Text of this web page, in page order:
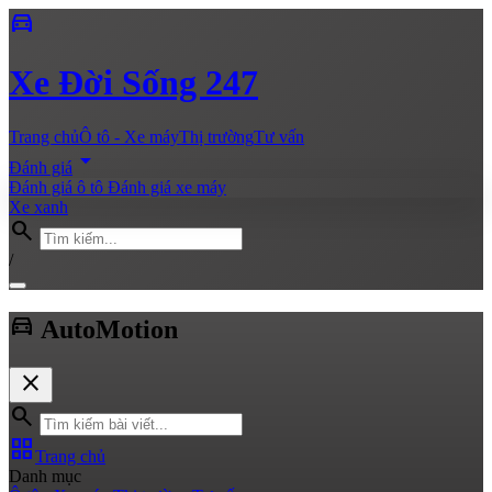
directions_car
Xe Đời Sống 247
Trang chủÔ tô - Xe máyThị trườngTư vấn
Đánh giá arrow_drop_down
Đánh giá ô tô Đánh giá xe máy
Xe xanh
search
/
directions_car AutoMotion
close
search
grid_viewTrang chủ
Danh mục